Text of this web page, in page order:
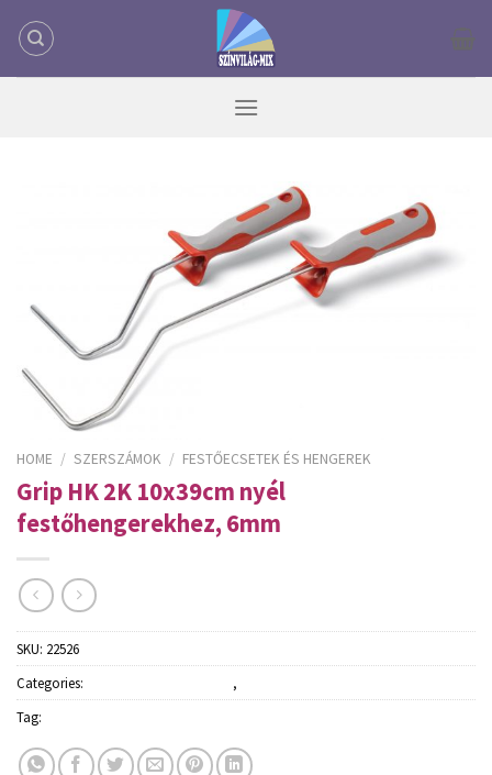
HOME / SZERSZÁMOK / FESTŐECSETEK ÉS HENGEREK
Grip HK 2K 10x39cm nyél
festőhengerekhez, 6mm
SKU: 22526
Categories:
,
Tag: